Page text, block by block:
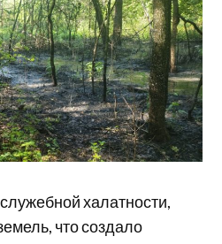
халатности,
что создало